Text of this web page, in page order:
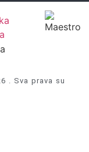
. Sva prava su